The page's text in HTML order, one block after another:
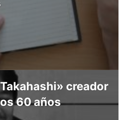
creador
60 años